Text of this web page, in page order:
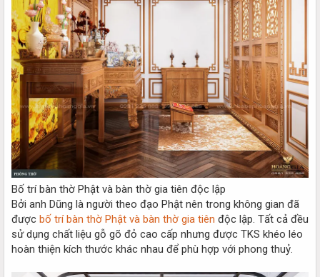
Bố trí bàn thờ Phật và bàn thờ gia tiên độc lập
Bởi anh Dũng là người theo đạo Phật nên trong không gian đã
được bố trí bàn thờ Phật và bàn thờ gia tiên độc lập. Tất cả đều
sử dụng chất liệu gỗ gõ đỏ cao cấp nhưng được TKS khéo léo
hoàn thiện kích thước khác nhau để phù hợp với phong thuỷ.